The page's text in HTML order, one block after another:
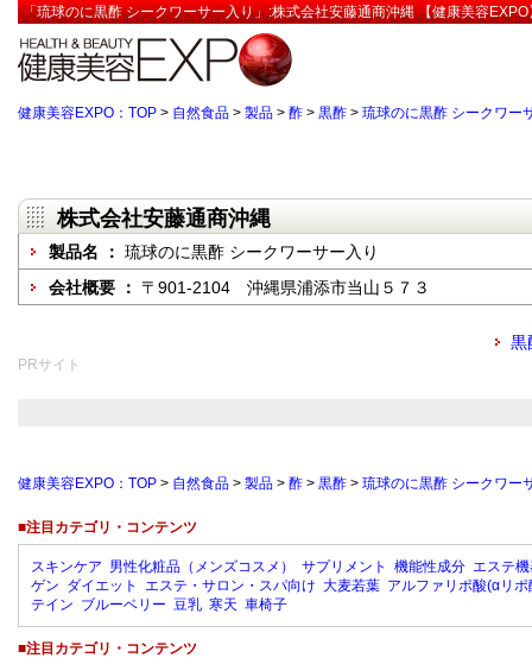
「琉球のに黒酢 シークワーサー入り」:株式会社安藤通商沖縄 【健康美容EXPO
健康美容EXPO：TOP > 自然食品 > 製品 > 酢 > 黒酢 > 琉球のに黒酢 シークワー
株式会社安藤通商沖縄
製品名 ： 琉球のに黒酢 シークワーサー入り
会社概要 ： 〒901-2104 沖縄県浦添市当山５７３
黒
PRサイト
健康美容EXPO：TOP > 自然食品 > 製品 > 酢 > 黒酢 > 琉球のに黒酢 シークワー
■注目カテゴリ・コンテンツ
スキンケア 男性化粧品（メンズコスメ） サプリメント 機能性成分 エステ
ゲン ダイエット エステ・サロン・スパ向け 大麦若葉 アルファリポ酸(αリポ
テイン ブルーベリー 豆乳 寒天 車椅子
■注目カテゴリ・コンテンツ